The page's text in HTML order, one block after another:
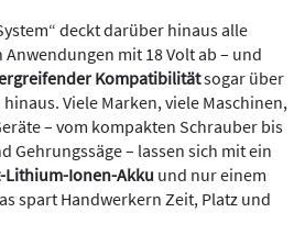
deckt darüber hinaus alle
mit 18 Volt ab – und
Kompatibilitätsogar über
Viele Marken, viele Maschinen,
– vom kompakten Schrauber bis
Gehrungssäge – lassen sich mit ein
Lithium-Ionen-Akku und nur einem
spart Handwerkern Zeit, Platz und